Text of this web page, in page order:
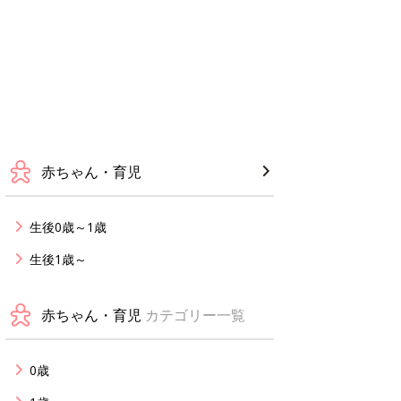
赤ちゃん・育児
生後0歳～1歳
生後1歳～
赤ちゃん・育児 カテゴリー一覧
0歳